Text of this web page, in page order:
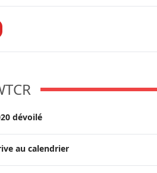
dévoilé
au calendrier